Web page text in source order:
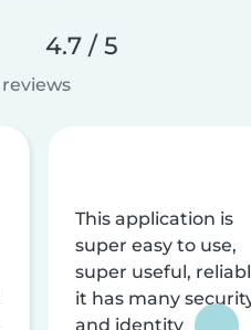
4.7 / 5
This application is
super easy to use,
super useful,
it has many
and identity